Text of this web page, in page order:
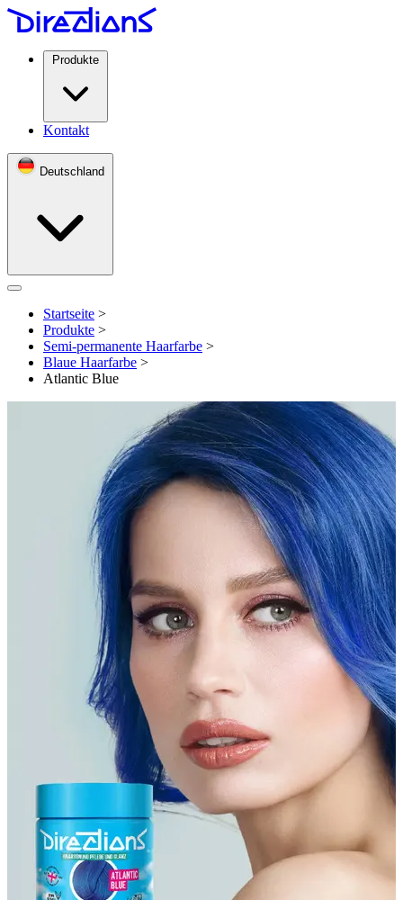
Produkte
Kontakt
Deutschland
Open menu
Startseite >
Produkte >
Semi-permanente Haarfarbe >
Blaue Haarfarbe >
Atlantic Blue